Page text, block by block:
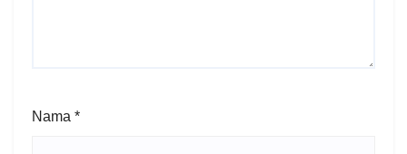
Nama *